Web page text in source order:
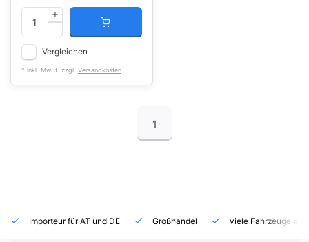
Vergleichen
* Inkl. MwSt. zzgl. Versandkosten
1
Importeur für AT und DE Großhandel viele Fahrzeuge auf